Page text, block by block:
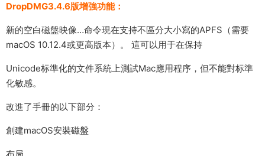
DropDMG3.4.6版增強功能：
新的空白磁盤映像…命令現在支持不區分大小寫的APFS（需要
macOS 10.12.4或更高版本）。 這可以用于在保持
Unicode标準化的文件系統上測試Mac應用程序，但不能對标準
化敏感。
改進了手冊的以下部分：
創建macOS安裝磁盤